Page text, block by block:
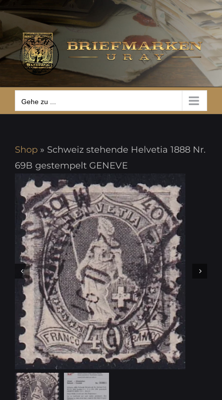
Zum
Inhalt
springen
Gehe zu ...
Gehe zu ...
Shop » Schweiz stehende Helvetia 1888 Nr.
69B gestempelt GENEVE